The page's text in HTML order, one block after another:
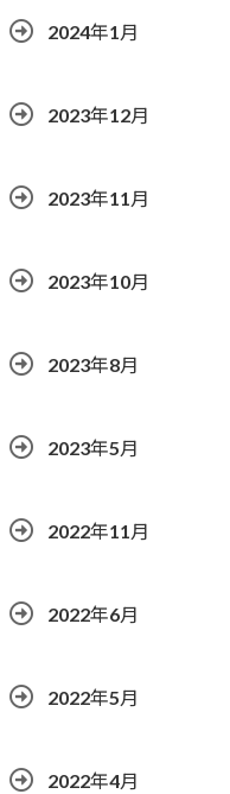
2024年1月
2023年12月
2023年11月
2023年10月
2023年8月
2023年5月
2022年11月
2022年6月
2022年5月
2022年4月